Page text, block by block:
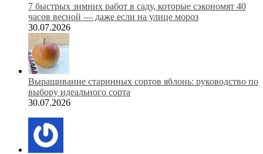
7 быстрых зимних работ в саду, которые сэкономят 40
часов весной — даже если на улице мороз
30.07.2026
Выращивание старинных сортов яблонь: руководство по
выбору идеального сорта
30.07.2026